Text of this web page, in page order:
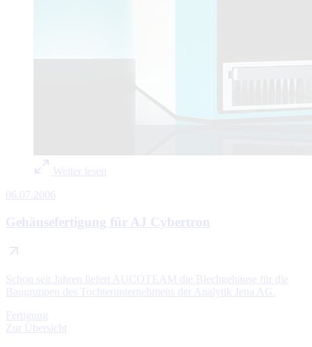
Weiter lesen
06.07.2006
Gehäusefertigung für AJ Cybertron
Schon seit Jahren liefert AUCOTEAM die Blechgehäuse für die
Baugruppen des Tochterunternehmens der Analytik Jena AG.
Fertigung
Zur Übersicht